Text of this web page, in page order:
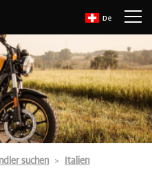
De
suchen
Italien